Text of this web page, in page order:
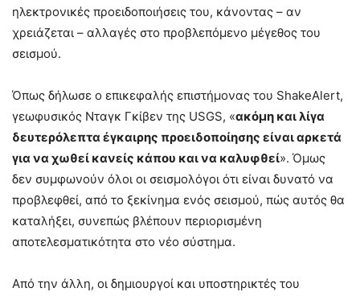
ηλεκτρονικές προειδοποιήσεις του, κάνοντας – αν
χρειάζεται – αλλαγές στο προβλεπόμενο μέγεθος του
σεισμού.
Όπως δήλωσε ο επικεφαλής επιστήμονας του ShakeAlert,
γεωφυσικός Νταγκ Γκίβεν της USGS, «ακόμη και λίγα
δευτερόλεπτα έγκαιρης προειδοποίησης είναι αρκετά
για να χωθεί κανείς κάπου και να καλυφθεί». Όμως
δεν συμφωνούν όλοι οι σεισμολόγοι ότι είναι δυνατό να
προβλεφθεί, από το ξεκίνημα ενός σεισμού, πώς αυτός θα
καταλήξει, συνεπώς βλέπουν περιορισμένη
αποτελεσματικότητα στο νέο σύστημα.
Από την άλλη, οι δημιουργοί και υποστηρικτές του